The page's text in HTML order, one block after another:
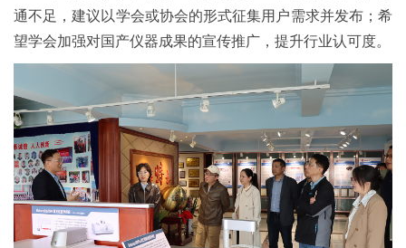
通不足，建议以学会或协会的形式征集用户需求并发布；希
望学会加强对国产仪器成果的宣传推广，提升行业认可度。